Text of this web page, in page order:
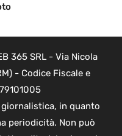
365 SRL - Via Nicola
- Codice Fiscale e
in quanto
periodicità. Non può